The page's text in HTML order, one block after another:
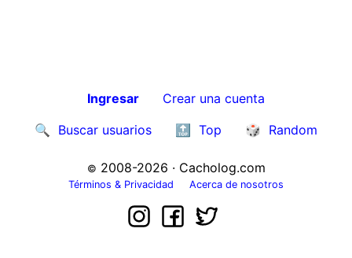
Ingresar
Crear una cuenta
🔍 Buscar usuarios 🔝 Top 🎲 Random
© 2008-2026 · Cacholog.com
Términos & Privacidad Acerca de nosotros